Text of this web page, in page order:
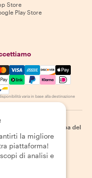
Store
Play Store
Visa, Amex,
varia in base alla destinazione
Mappa del
la migliore
piattaforma!
di analisi e